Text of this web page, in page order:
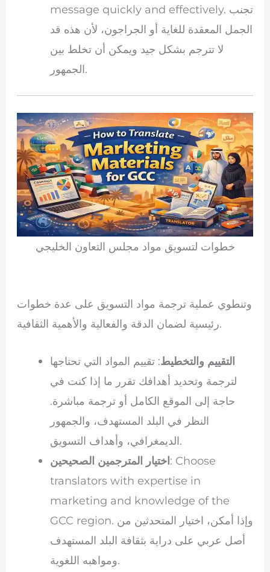
message quickly and effectively. تجنب
الجمل المعقدة للغاية أو الجراجون، لأن هذه قد
لا تترجم بشكل جيد ويمكن أن تخلط بين
الجمهور.
خطوات لتسويق مواد مجلس التعاون الخليجي
وتنطوي عملية ترجمة مواد التسويق على عدة خطوات
رئيسية لضمان الدقة والفعالية والأهمية الثقافية.
التقييم والتخطيط: تقييم المواد التي تحتاجها
لترجمة وتحديد أهدافك تقرر ما إذا كنت في
حاجة إلى الموقع الكامل أو ترجمة مباشرة.
النظر في البلد المستهدف، والجمهور
الديمغرافي، وأهداف التسويق.
اختيار المترجمين الصحيحين: Choose
translators with expertise in
marketing and knowledge of the
GCC region. وإذا أمكن، اختيار المتحدثين من
أصل عربي على دراية بثقافة البلد المستهدف
ومواهبه اللغوية.